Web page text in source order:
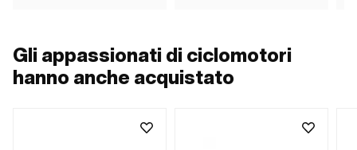
Gli appassionati di ciclomotori
hanno anche acquistato